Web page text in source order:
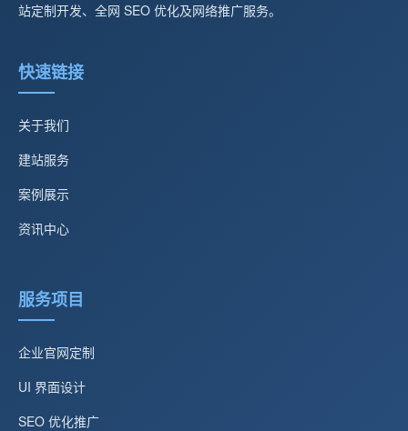
站定制开发、全网 SEO 优化及网络推广服务。
快速链接
关于我们
建站服务
案例展示
资讯中心
服务项目
企业官网定制
UI 界面设计
SEO 优化推广